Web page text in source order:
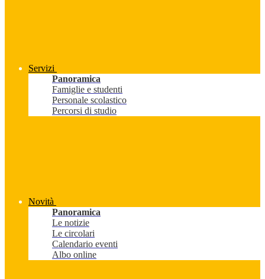
Servizi
Panoramica
Famiglie e studenti
Personale scolastico
Percorsi di studio
Novità
Panoramica
Le notizie
Le circolari
Calendario eventi
Albo online